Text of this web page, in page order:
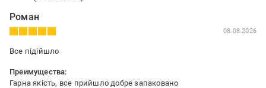
Роман
08.08.2026
Все підійшло
Преимущества:
Гарна якість, все прийшло добре запаковано